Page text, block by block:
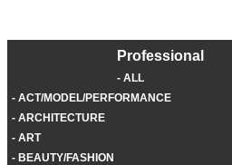
Professional
ALL
ACT/MODEL/PERFORMANCE
ARCHITECTURE
ART
BEAUTY/FASHION